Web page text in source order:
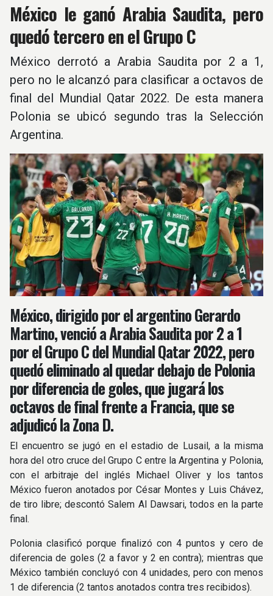
México le ganó Arabia Saudita, pero
quedó tercero en el Grupo C
México derrotó a Arabia Saudita por 2 a 1,
pero no le alcanzó para clasificar a octavos de
final del Mundial Qatar 2022. De esta manera
Polonia se ubicó segundo tras la Selección
Argentina.
México, dirigido por el argentino Gerardo
Martino, venció a Arabia Saudita por 2 a 1
por el Grupo C del Mundial Qatar 2022, pero
quedó eliminado al quedar debajo de Polonia
por diferencia de goles, que jugará los
octavos de final frente a Francia, que se
adjudicó la Zona D.
El encuentro se jugó en el estadio de Lusail, a la misma
hora del otro cruce del Grupo C entre la Argentina y Polonia,
con el arbitraje del inglés Michael Oliver y los tantos
México fueron anotados por César Montes y Luis Chávez,
de tiro libre; descontó Salem Al Dawsari, todos en la parte
final.
Polonia clasificó porque finalizó con 4 puntos y cero de
diferencia de goles (2 a favor y 2 en contra); mientras que
México también concluyó con 4 unidades, pero con menos
1 de diferencia (2 tantos anotados contra tres recibidos).